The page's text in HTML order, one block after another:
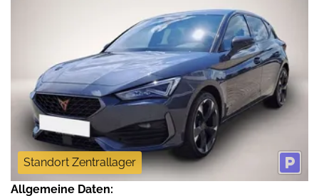
Standort Zentrallager
Allgemeine Daten: